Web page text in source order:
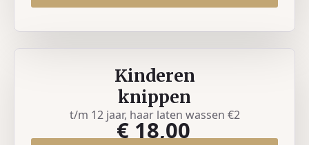
Kinderen
knippen
t/m 12 jaar, haar laten wassen €2
€ 18,00